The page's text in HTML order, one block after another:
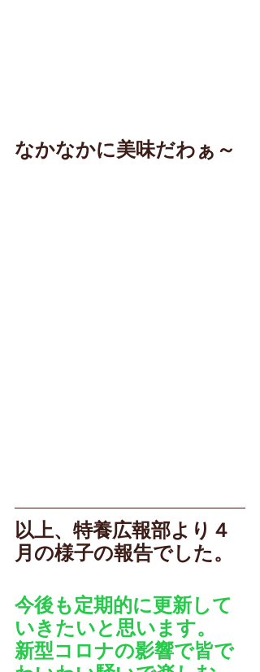
なかなかに美味だわぁ～
以上、特養広報部より４
月の様子の報告でした。
今後も定期的に更新して
いきたいと思います。
新型コロナの影響で皆で